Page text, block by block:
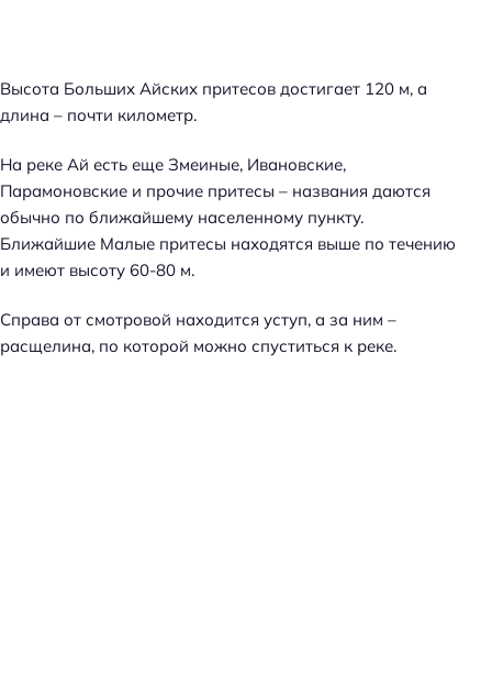
Высота Больших Айских притесов достигает 120 м, а
длина – почти километр.
На реке Ай есть еще Змеиные, Ивановские,
Парамоновские и прочие притесы – названия даются
обычно по ближайшему населенному пункту.
Ближайшие Малые притесы находятся выше по течению
и имеют высоту 60-80 м.
Справа от смотровой находится уступ, а за ним –
расщелина, по которой можно спуститься к реке.